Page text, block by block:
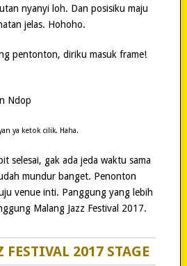
nyanyi loh. Dan posisiku maju
jelas. Hohoho.
pentonton, diriku masuk frame!
ya ketok cilik. Haha.
selesai, gak ada jeda waktu sama
mundur banget. Penonton
venue inti. Panggung yang lebih
Malang Jazz Festival 2017.
FESTIVAL 2017 STAGE